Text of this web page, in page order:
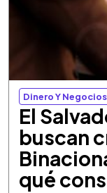
Dinero Y Negocios
El
buscan
qué